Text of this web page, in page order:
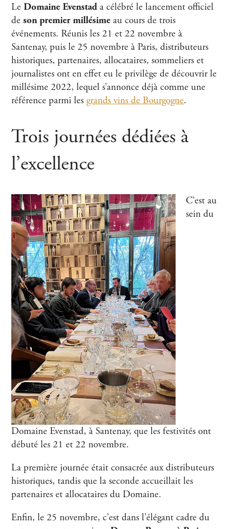
LeDomaine Evenstada célébré le lancement officiel
deson premier millésime au cours de trois
événements. Réunis les 21 et 22 novembre à
Santenay, puis le 25 novembre à Paris, distributeurs
historiques, partenaires, allocataires, sommeliers et
journalistes ont en effet eu le privilège de découvrir le
millésime 2022, lequel s’annonce déjà comme une
référence parmi les grands vins de Bourgogne.
Trois journées dédiées à
l’excellence
C’est au
sein du
Domaine Evenstad, à Santenay, que les festivités ont
débuté les 21 et 22 novembre.
La première journée était consacrée aux distributeurs
historiques, tandis que la seconde accueillait les
partenaires et allocataires du Domaine.
Enfin, le 25 novembre, c’est dans l’élégant cadre du